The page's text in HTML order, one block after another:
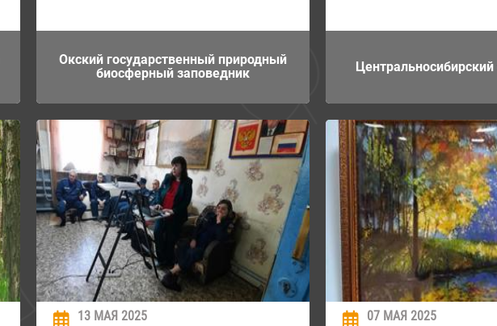
Окский государственный природный
биосферный заповедник
13 МАЯ 2025 07 МАЯ 2025